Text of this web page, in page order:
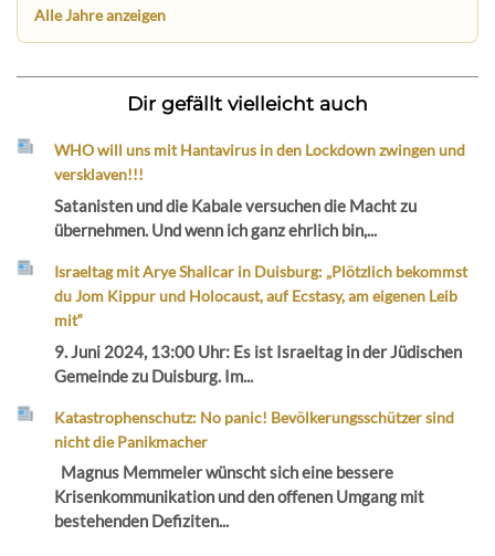
Alle Jahre anzeigen
Dir gefällt vielleicht auch
WHO will uns mit Hantavirus in den Lockdown zwingen und
versklaven!!!
Satanisten und die Kabale versuchen die Macht zu
übernehmen. Und wenn ich ganz ehrlich bin,...
Israeltag mit Arye Shalicar in Duisburg: „Plötzlich bekommst
du Jom Kippur und Holocaust, auf Ecstasy, am eigenen Leib
mit“
9. Juni 2024, 13:00 Uhr: Es ist Israeltag in der Jüdischen
Gemeinde zu Duisburg. Im...
Katastrophenschutz: No panic! Bevölkerungsschützer sind
nicht die Panikmacher
Magnus Memmeler wünscht sich eine bessere
Krisenkommunikation und den offenen Umgang mit
bestehenden Defiziten...